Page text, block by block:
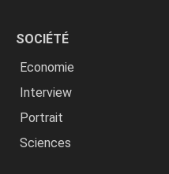
SOCIÉTÉ
Economie
Interview
Portrait
Sciences